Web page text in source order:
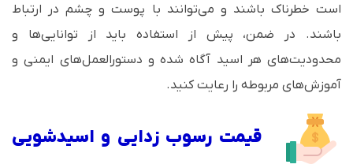
است خطرناک باشند و می‌توانند با پوست و چشم در ارتباط
باشند. در ضمن، پیش از استفاده باید از توانایی‌ها و
محدودیت‌های هر اسید آگاه شده و دستورالعمل‌های ایمنی و
آموزش‌های مربوطه را رعایت کنید.
قیمت رسوب زدایی و اسیدشویی